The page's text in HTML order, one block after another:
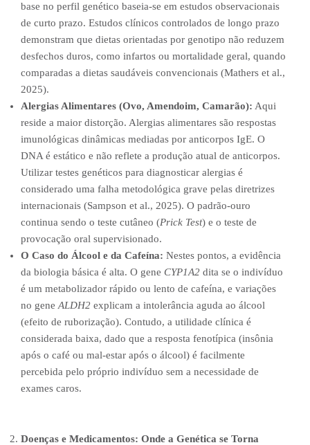
base no perfil genético baseia-se em estudos observacionais
de curto prazo. Estudos clínicos controlados de longo prazo
demonstram que dietas orientadas por genotipo não reduzem
desfechos duros, como infartos ou mortalidade geral, quando
comparadas a dietas saudáveis convencionais (Mathers et al.,
2025).
Alergias Alimentares (Ovo, Amendoim, Camarão): Aqui
reside a maior distorção. Alergias alimentares são respostas
imunológicas dinâmicas mediadas por anticorpos IgE. O
DNA é estático e não reflete a produção atual de anticorpos.
Utilizar testes genéticos para diagnosticar alergias é
considerado uma falha metodológica grave pelas diretrizes
internacionais (Sampson et al., 2025). O padrão-ouro
continua sendo o teste cutâneo (Prick Test) e o teste de
provocação oral supervisionado.
O Caso do Álcool e da Cafeína: Nestes pontos, a evidência
da biologia básica é alta. O gene CYP1A2 dita se o indivíduo
é um metabolizador rápido ou lento de cafeína, e variações
no gene ALDH2 explicam a intolerância aguda ao álcool
(efeito de ruborização). Contudo, a utilidade clínica é
considerada baixa, dado que a resposta fenotípica (insônia
após o café ou mal-estar após o álcool) é facilmente
percebida pelo próprio indivíduo sem a necessidade de
exames caros.
Doenças e Medicamentos: Onde a Genética se Torna